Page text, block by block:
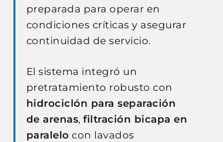
preparada para operar en
condiciones críticas y asegurar
continuidad de servicio.
El sistema integró un
pretratamiento robusto con
hidrociclón para separación
de arenas,filtración bicapa en
paralelo con lavados